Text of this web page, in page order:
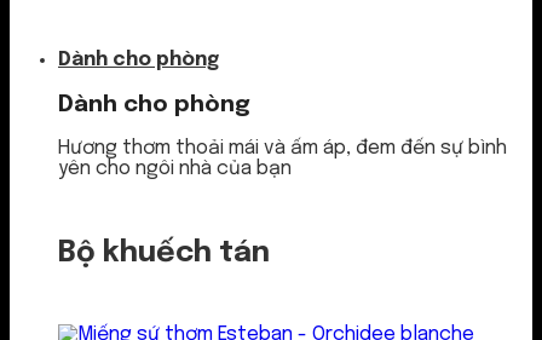
Dành cho phòng
Dành cho phòng
Hương thơm thoải mái và ấm áp, đem đến sự bình
yên cho ngôi nhà của bạn
Bộ khuếch tán